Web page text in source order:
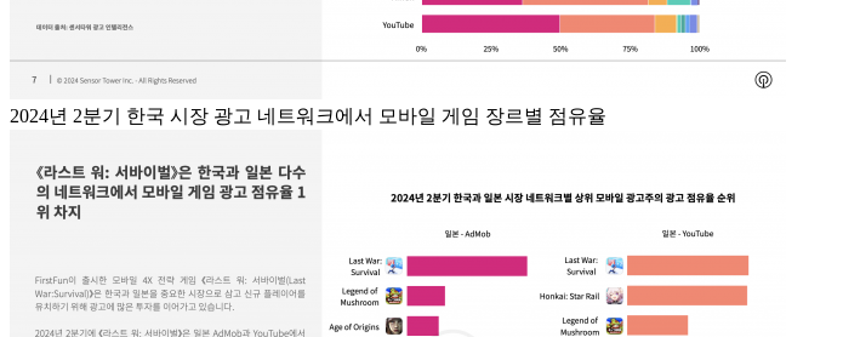
2024년 2분기 한국 시장 광고 네트워크에서 모바일 게임 장르별 점유율